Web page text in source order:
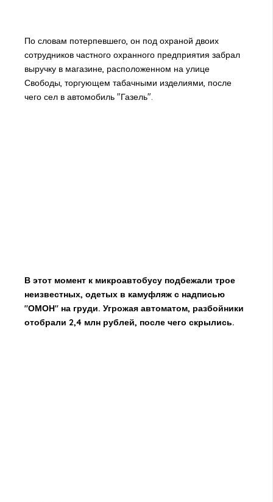
По словам потерпевшего, он под охраной двоих
сотрудников частного охранного предприятия забрал
выручку в магазине, расположенном на улице
Свободы, торгующем табачными изделиями, после
чего сел в автомобиль "Газель".
В этот момент к микроавтобусу подбежали трое
неизвестных, одетых в камуфляж с надписью
"ОМОН" на груди. Угрожая автоматом, разбойники
отобрали 2,4 млн рублей, после чего скрылись.